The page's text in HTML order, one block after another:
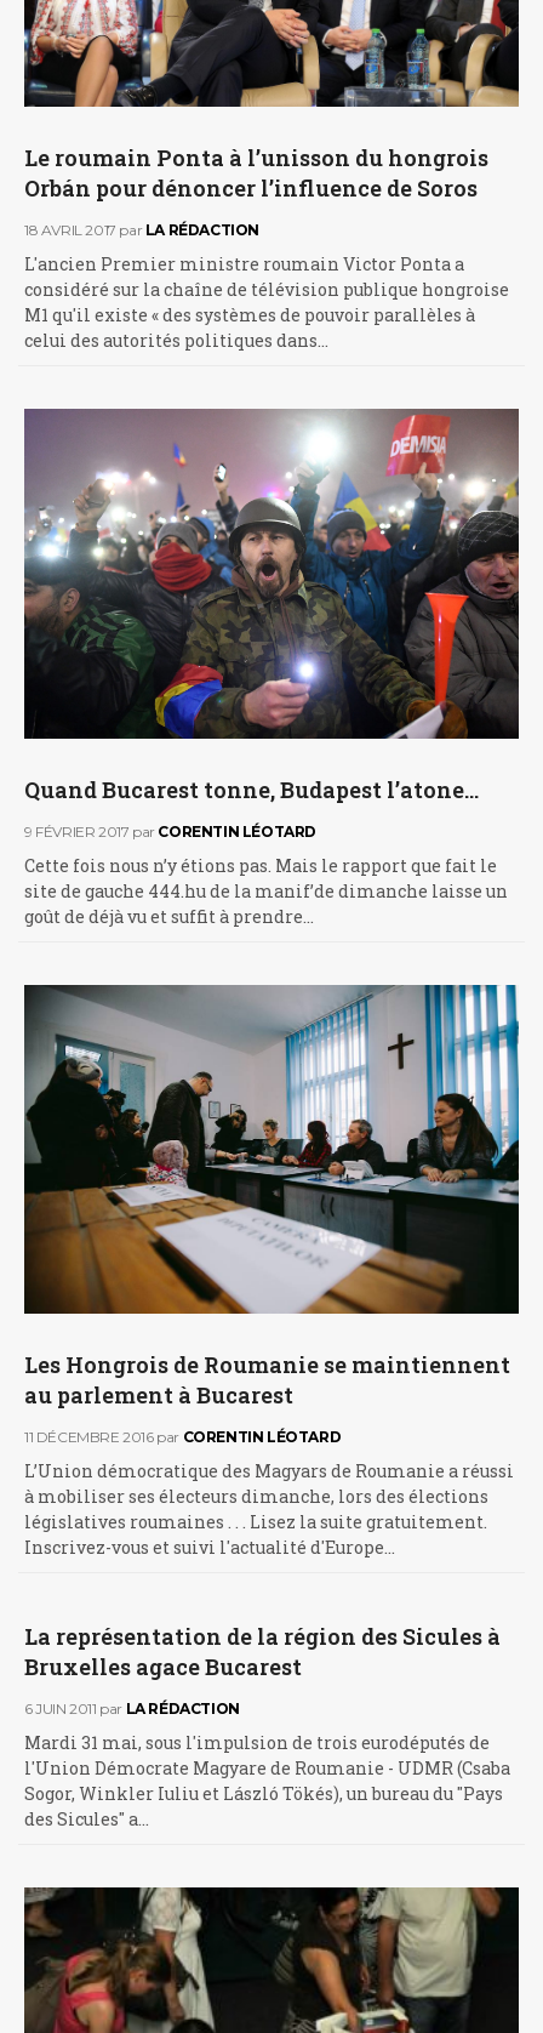
Le roumain Ponta à l’unisson du hongrois
Orbán pour dénoncer l’influence de Soros
18 AVRIL 2017 par LA RÉDACTION
L'ancien Premier ministre roumain Victor Ponta a
considéré sur la chaîne de télévision publique hongroise
M1 qu'il existe « des systèmes de pouvoir parallèles à
celui des autorités politiques dans…
Quand Bucarest tonne, Budapest l’atone…
9 FÉVRIER 2017 par CORENTIN LÉOTARD
Cette fois nous n’y étions pas. Mais le rapport que fait le
site de gauche 444.hu de la manif’de dimanche laisse un
goût de déjà vu et suffit à prendre…
Les Hongrois de Roumanie se maintiennent
au parlement à Bucarest
11 DÉCEMBRE 2016 par CORENTIN LÉOTARD
L’Union démocratique des Magyars de Roumanie a réussi
à mobiliser ses électeurs dimanche, lors des élections
législatives roumaines . . . Lisez la suite gratuitement.
Inscrivez-vous et suivi l'actualité d'Europe…
La représentation de la région des Sicules à
Bruxelles agace Bucarest
6 JUIN 2011 par LA RÉDACTION
Mardi 31 mai, sous l'impulsion de trois eurodéputés de
l'Union Démocrate Magyare de Roumanie - UDMR (Csaba
Sogor, Winkler Iuliu et László Tökés), un bureau du "Pays
des Sicules" a…